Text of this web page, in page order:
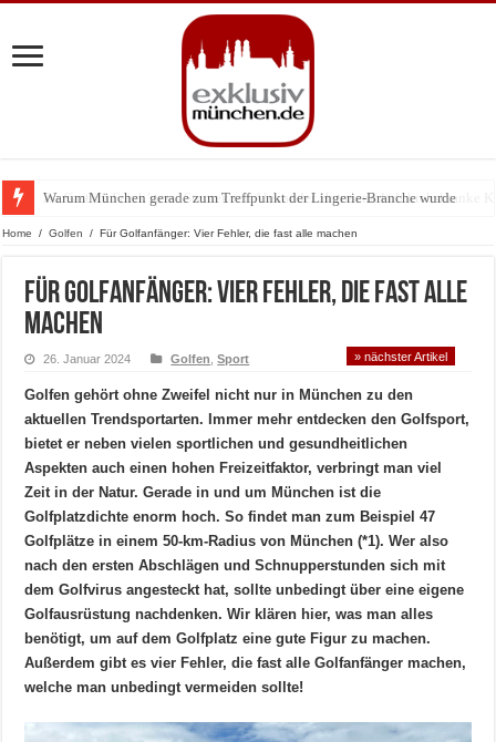
Warum München gerade zum Treffpunkt der Lingerie-Branche wurde
Home / Golfen / Für Golfanfänger: Vier Fehler, die fast alle machen
Für Golfanfänger: Vier Fehler, die fast alle
machen
26. Januar 2024 Golfen ,Sport » nächster Artikel
Golfen gehört ohne Zweifel nicht nur in München zu den
aktuellen Trendsportarten. Immer mehr entdecken den Golfsport,
bietet er neben vielen sportlichen und gesundheitlichen
Aspekten auch einen hohen Freizeitfaktor, verbringt man viel
Zeit in der Natur. Gerade in und um München ist die
Golfplatzdichte enorm hoch. So findet man zum Beispiel 47
Golfplätze in einem 50-km-Radius von München (*1). Wer also
nach den ersten Abschlägen und Schnupperstunden sich mit
dem Golfvirus angesteckt hat, sollte unbedingt über eine eigene
Golfausrüstung nachdenken. Wir klären hier, was man alles
benötigt, um auf dem Golfplatz eine gute Figur zu machen.
Außerdem gibt es vier Fehler, die fast alle Golfanfänger machen,
welche man unbedingt vermeiden sollte!